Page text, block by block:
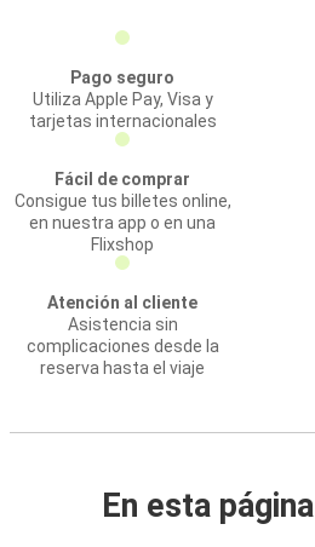
Pago seguro
Utiliza Apple Pay, Visa y
tarjetas internacionales
Fácil de comprar
Consigue tus billetes online,
en nuestra app o en una
Flixshop
Atención al cliente
Asistencia sin
complicaciones desde la
reserva hasta el viaje
En esta página